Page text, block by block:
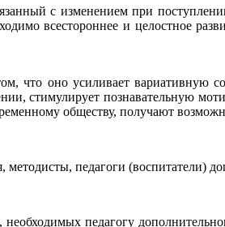
с изменением при
всестороннее и целостное
что оно усиливает
стимулирует познавательную
обществу, получают
методисты, педагоги (воспитатели)
необходимых педагогу